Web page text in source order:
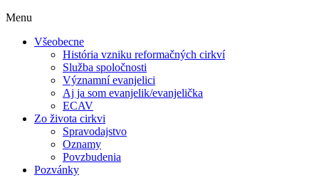
Menu
Všeobecne
História vzniku reformačných cirkví
Služba spoločnosti
Významní evanjelici
Aj ja som evanjelik/evanjelička
ECAV
Zo života cirkvi
Spravodajstvo
Oznamy
Povzbudenia
Pozvánky